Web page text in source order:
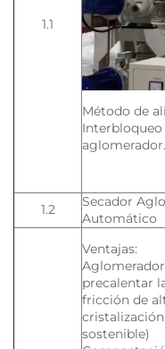
1.1
Método de
Interbloqueo
aglomerador.
1.2
Secador
Automático
Ventajas:
precalentar
fricción de
sostenible)